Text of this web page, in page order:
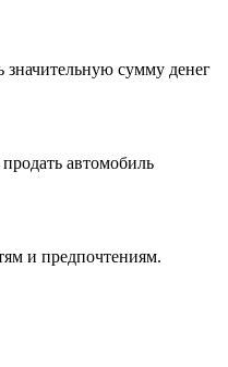
значительную сумму денег
автомобиль
и предпочтениям.